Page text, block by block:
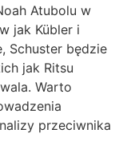
Atubolu w
jak Kübler i
Schuster będzie
jak Ritsu
Warto
przeciwnika